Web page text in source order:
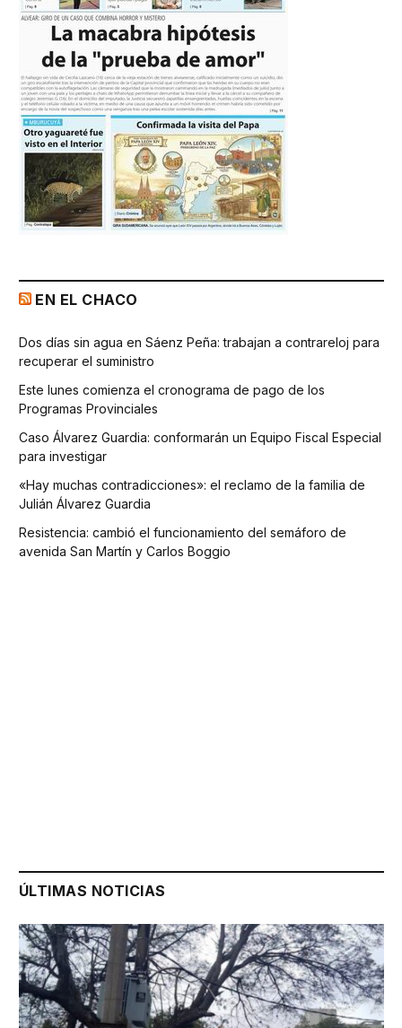
EN EL CHACO
Dos días sin agua en Sáenz Peña: trabajan a contrareloj para
recuperar el suministro
Este lunes comienza el cronograma de pago de los
Programas Provinciales
Caso Álvarez Guardia: conformarán un Equipo Fiscal Especial
para investigar
«Hay muchas contradicciones»: el reclamo de la familia de
Julián Álvarez Guardia
Resistencia: cambió el funcionamiento del semáforo de
avenida San Martín y Carlos Boggio
ÚLTIMAS NOTICIAS